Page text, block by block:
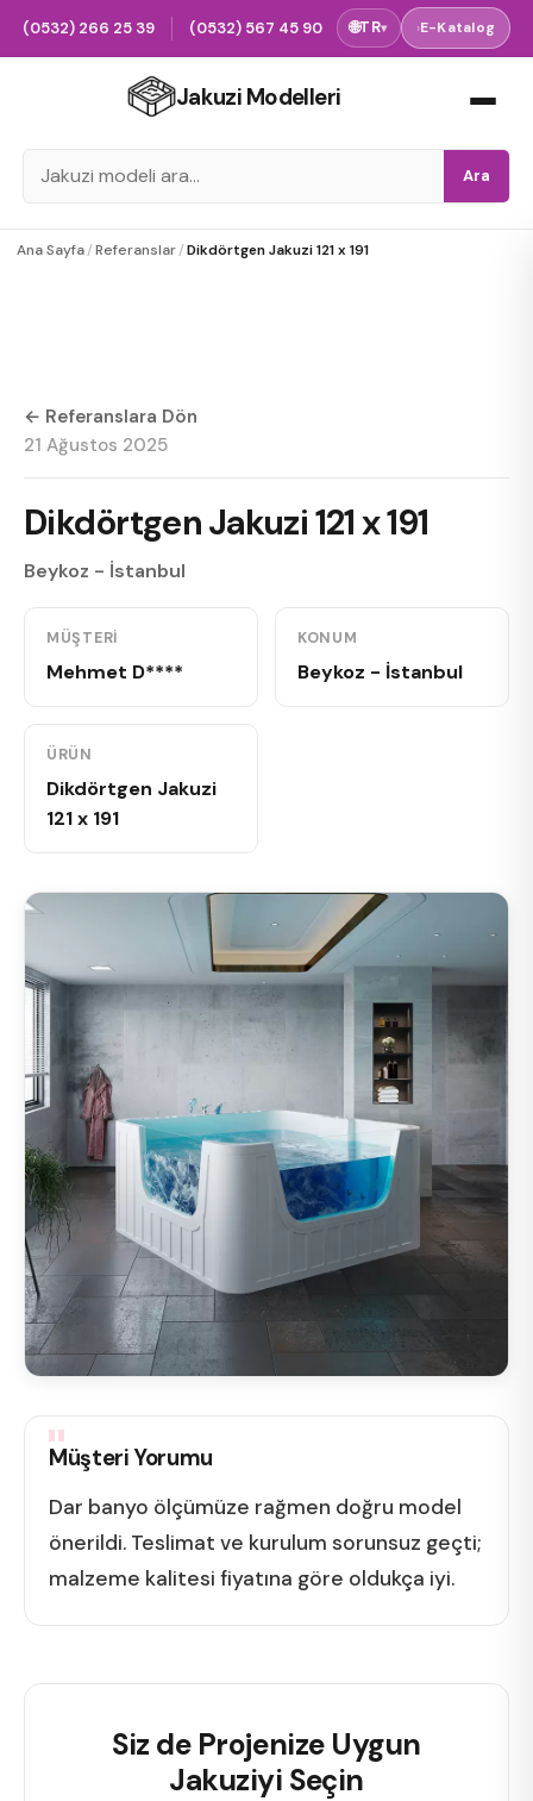
(0532) 266 25 39 (0532) 567 45 90 🌐TR▾ ›E-Katalog
Jakuzi Modelleri
Ara
Ana Sayfa/Referanslar/Dikdörtgen Jakuzi 121 x 191
← Referanslara Dön
21 Ağustos 2025
Dikdörtgen Jakuzi 121 x 191
Beykoz - İstanbul
MÜŞTERI
Mehmet D****
KONUM
Beykoz - İstanbul
ÜRÜN
Dikdörtgen Jakuzi
121 x 191
Müşteri Yorumu
Dar banyo ölçümüze rağmen doğru model
önerildi. Teslimat ve kurulum sorunsuz geçti;
malzeme kalitesi fiyatına göre oldukça iyi.
Siz de Projenize Uygun
Jakuziyi Seçin